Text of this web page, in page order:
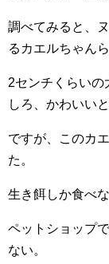
調べてみると、
るカエルちゃん
2センチくらいの
しろ、かわいい
ですが、このカ
た。
生き餌しか食べな
ペットショップ
ない。